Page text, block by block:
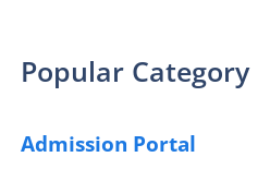
Popular Category
Admission Portal